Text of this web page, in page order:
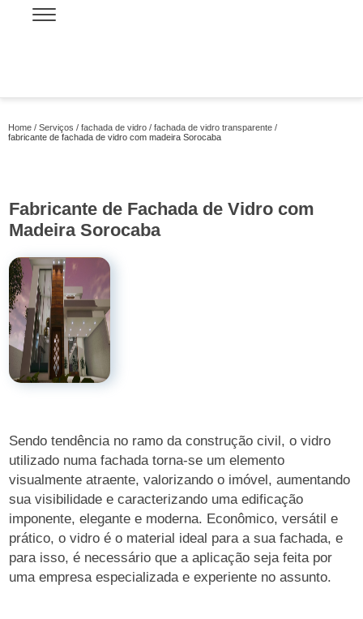
Home Serviços fachada de vidro
fachada de vidro transparente
fabricante de fachada de vidro com madeira Sorocaba
Fabricante de Fachada de Vidro com
Madeira Sorocaba
Sendo tendência no ramo da construção civil, o vidro
utilizado numa fachada torna-se um elemento
visualmente atraente, valorizando o imóvel, aumentando
sua visibilidade e caracterizando uma edificação
imponente, elegante e moderna. Econômico, versátil e
prático, o vidro é o material ideal para a sua fachada, e
para isso, é necessário que a aplicação seja feita por
uma empresa especializada e experiente no assunto.